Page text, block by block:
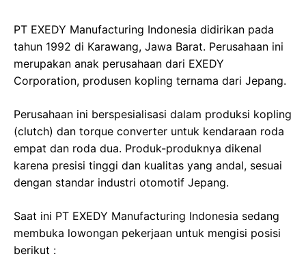
PT EXEDY Manufacturing Indonesia didirikan pada
tahun 1992 di Karawang, Jawa Barat. Perusahaan ini
merupakan anak perusahaan dari EXEDY
Corporation, produsen kopling ternama dari Jepang.
Perusahaan ini berspesialisasi dalam produksi kopling
(clutch) dan torque converter untuk kendaraan roda
empat dan roda dua. Produk-produknya dikenal
karena presisi tinggi dan kualitas yang andal, sesuai
dengan standar industri otomotif Jepang.
Saat ini PT EXEDY Manufacturing Indonesia sedang
membuka lowongan pekerjaan untuk mengisi posisi
berikut :